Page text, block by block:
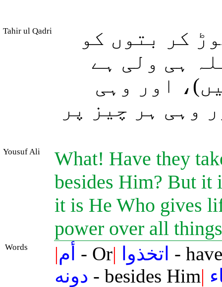
Tahir ul Qadri
کر بتوں کو
ہی ولی ہے
اور وہی
وہی ہر چیز پر
Yousuf Ali
What! Have they
besides Him? But it
it is He Who gives
power over all
Words |أم - Or| اتخذوا -
دونه - besides Him|